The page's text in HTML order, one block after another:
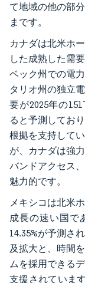
て地域の他の部
まです。
カナダは北米ホ
した成熟した需
ベック州での電
タリオ州の独立
要が2025年の
ると予測してお
根拠を支持して
が、カナダは強
バンドアクセス
魅力的です。
メキシコは北米
成長の速い国で
14.35%が予測さ
及拡大と、時間
ムを採用できる
支援されていま